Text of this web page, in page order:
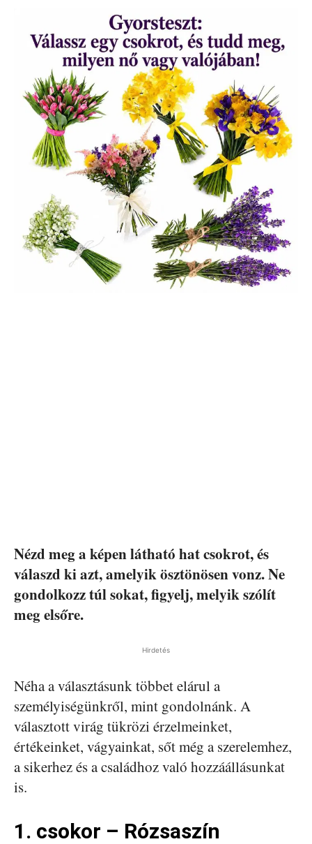
Nézd meg a képen látható hat csokrot, és
válaszd ki azt, amelyik ösztönösen vonz. Ne
gondolkozz túl sokat, figyelj, melyik szólít
meg elsőre.
Hirdetés
Néha a választásunk többet elárul a
személyiségünkről, mint gondolnánk. A
választott virág tükrözi érzelmeinket,
értékeinket, vágyainkat, sőt még a szerelemhez,
a sikerhez és a családhoz való hozzáállásunkat
is.
1. csokor – Rózsaszín